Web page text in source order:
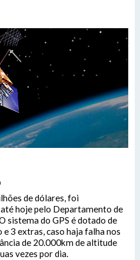
de dólares, foi
hoje pelo Departamento de
sistema do GPS é dotado de
3 extras, caso haja falha nos
de 20.000km de altitude
vezes por dia.